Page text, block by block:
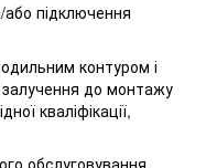
підключення
контуром і
до монтажу
кваліфікації,